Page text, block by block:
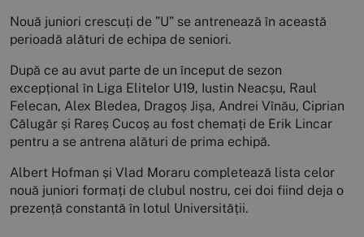
Nouă juniori crescuți de ”U” se antrenează în această
perioadă alături de echipa de seniori.
După ce au avut parte de un început de sezon
excepțional în Liga Elitelor U19, Iustin Neacșu, Raul
Felecan, Alex Bledea, Dragoș Jișa, Andrei Vînău, Ciprian
Călugăr și Rareș Cucoș au fost chemați de Erik Lincar
pentru a se antrena alături de prima echipă.
Albert Hofman și Vlad Moraru completează lista celor
nouă juniori formați de clubul nostru, cei doi fiind deja o
prezență constantă în lotul Universității.